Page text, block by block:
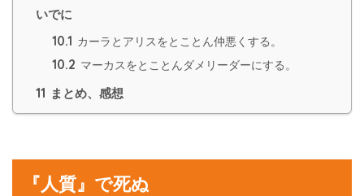
いでに
10.1 カーラとアリスをとことん仲悪くする。
10.2 マーカスをとことんダメリーダーにする。
11 まとめ、感想
『人質』で死ぬ